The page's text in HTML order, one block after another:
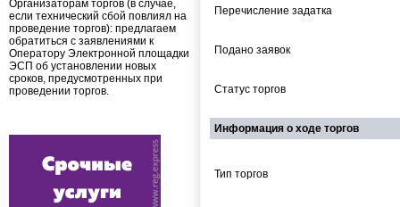
Организаторам торгов (в случае,
если технический сбой повлиял на
проведение торгов): предлагаем
обратиться с заявлениями к
Оператору Электронной площадки
ЭСП об установлении новых
сроков, предусмотренных при
проведении торгов.
Перечисление задатка
Подано заявок
Статус торгов
Информация о ходе торгов
Тип торгов